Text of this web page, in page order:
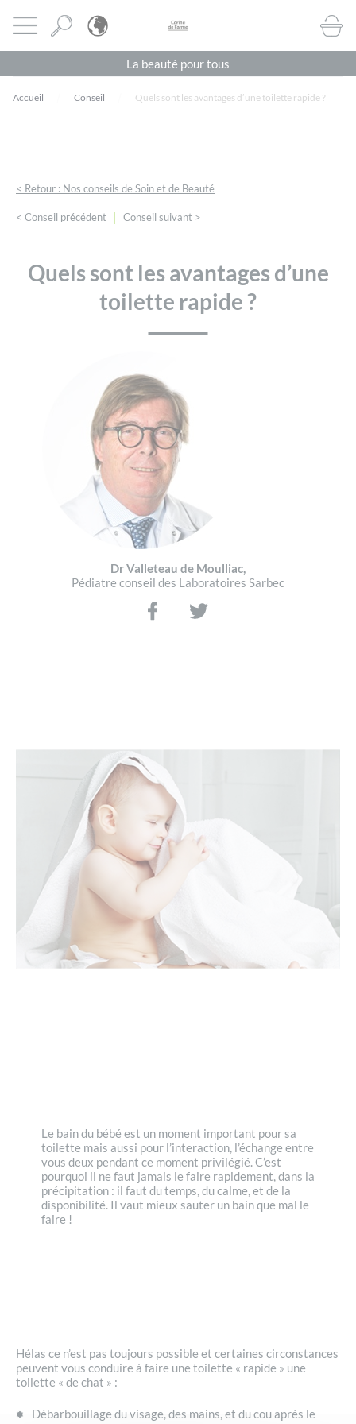
Ouvrir le menu CORINE DE FARME BE
La beauté pour tous
Accueil Conseil Quels sont les avantages d’une toilette rapide ?
< Retour : Nos conseils de Soin et de Beauté
< Conseil précédent | Conseil suivant >
Quels sont les avantages d’une
toilette rapide ?
Dr Valleteau de Moulliac,
Pédiatre conseil des Laboratoires Sarbec
Le bain du bébé est un moment important pour sa
toilette mais aussi pour l’interaction, l’échange entre
vous deux pendant ce moment privilégié. C’est
pourquoi il ne faut jamais le faire rapidement, dans la
précipitation : il faut du temps, du calme, et de la
disponibilité. Il vaut mieux sauter un bain que mal le
faire !
Hélas ce n’est pas toujours possible et certaines circonstances
peuvent vous conduire à faire une toilette « rapide » une
toilette « de chat » :
Débarbouillage du visage, des mains, et du cou après le